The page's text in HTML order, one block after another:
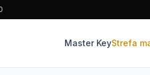
Master KeyStrefa